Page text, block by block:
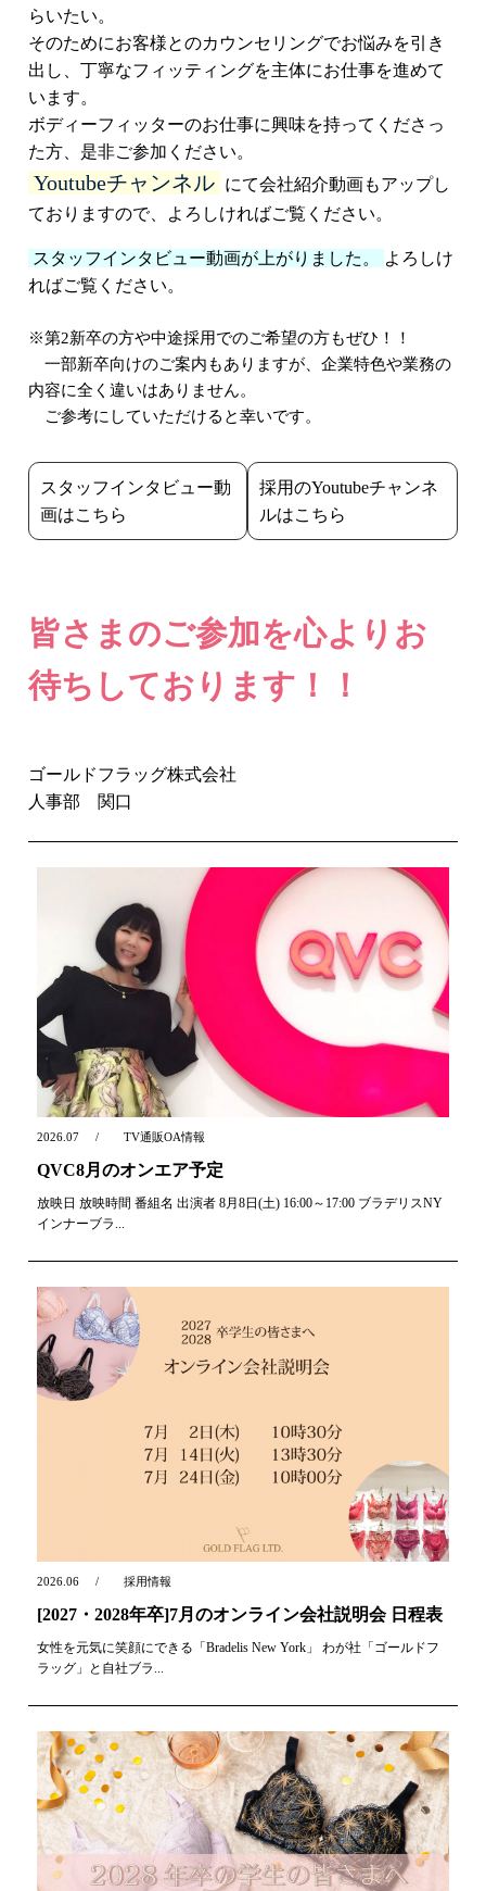
らいたい。
そのためにお客様とのカウンセリングでお悩みを引き
出し、丁寧なフィッティングを主体にお仕事を進めて
います。
ボディーフィッターのお仕事に興味を持ってくださっ
た方、是非ご参加ください。
Youtubeチャンネル にて会社紹介動画もアップし
ておりますので、よろしければご覧ください。
スタッフインタビュー動画が上がりました。
よろしけ
ればご覧ください。
※第2新卒の方や中途採用でのご希望の方もぜひ！！
一部新卒向けのご案内もありますが、企業特色や業務の
内容に全く違いはありません。
ご参考にしていただけると幸いです。
スタッフインタビュー動
画はこちら
採用のYoutubeチャンネ
ルはこちら
皆さまのご参加を心よりお
待ちしております！！
ゴールドフラッグ株式会社
人事部 関口
2026.07 TV通販OA情報
QVC8月のオンエア予定
放映日 放映時間 番組名 出演者 8月8日(土) 16:00～17:00 ブラデリスNY
インナーブラ...
2026.06 採用情報
[2027・2028年卒]7月のオンライン会社説明会 日程表
女性を元気に笑顔にできる「Bradelis New York」 わが社「ゴールドフ
ラッグ」と自社ブラ...